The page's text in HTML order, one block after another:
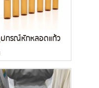
กรณ์หักหลอดแก้ว